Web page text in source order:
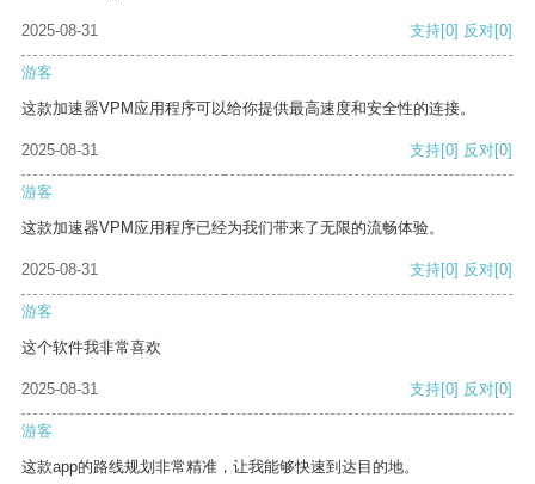
2025-08-31 支持[0] 反对[0]
游客
这款加速器VPM应用程序可以给你提供最高速度和安全性的连接。
2025-08-31 支持[0] 反对[0]
游客
这款加速器VPM应用程序已经为我们带来了无限的流畅体验。
2025-08-31 支持[0] 反对[0]
游客
这个软件我非常喜欢
2025-08-31 支持[0] 反对[0]
游客
这款app的路线规划非常精准，让我能够快速到达目的地。